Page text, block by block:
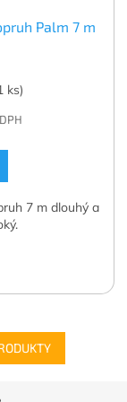
Palm 7 m
ks)
7 m dlouhý a